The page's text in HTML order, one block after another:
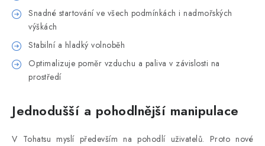
Snadné startování ve všech podmínkách i nadmořských
výškách
Stabilní a hladký volnoběh
Optimalizuje poměr vzduchu a paliva v závislosti na
prostředí
Jednodušší a pohodlnější manipulace
V Tohatsu myslí především na pohodlí uživatelů. Proto nové